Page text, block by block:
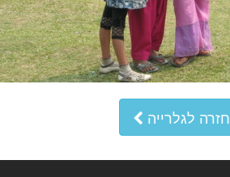
חזרה לגלרייה